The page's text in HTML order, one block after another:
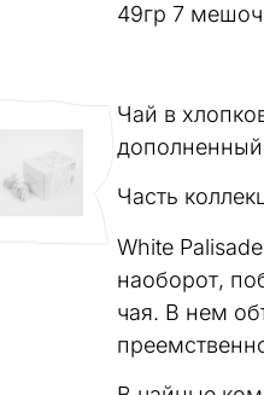
49гр 7
Чай в
Часть
White
наоборот,
чая. В нем